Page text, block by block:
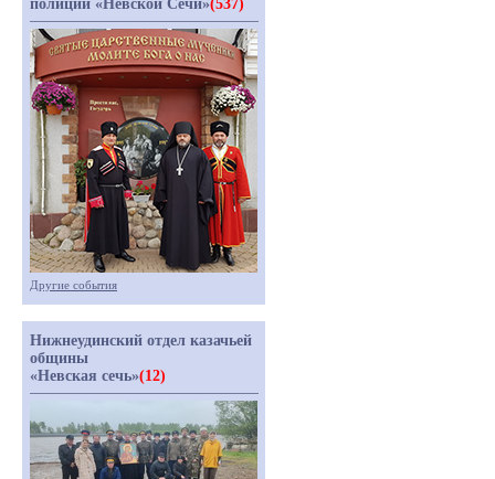
полиции «Невской Сечи»(537)
Другие события
Нижнеудинский отдел казачьей
общины
«Невская сечь»(12)